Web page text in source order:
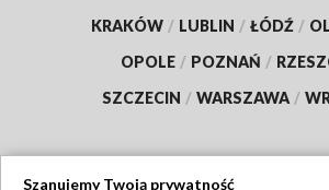
KRAKÓW / LUBLIN / ŁÓDŹ /
OPOLE / POZNAŃ /
SZCZECIN / WARSZAWA /
Szanujemy Twoją prywatność